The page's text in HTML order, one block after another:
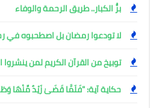
برُّ الكبار.. طريق الرحمة والوفاء
لا تودعوا رمضان بل اصطحبوه في
توبيخ من القرآن الكريم لمن ينشروا
حكاية آية: "فَلَمَّا قَضَىٰ زَيْدٌ مِّنْهَا